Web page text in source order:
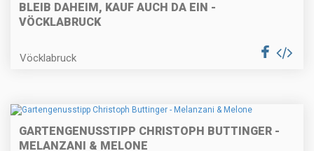
BLEIB DAHEIM, KAUF AUCH DA EIN -
VÖCKLABRUCK
Vöcklabruck
GARTENGENUSSTIPP CHRISTOPH BUTTINGER -
MELANZANI & MELONE